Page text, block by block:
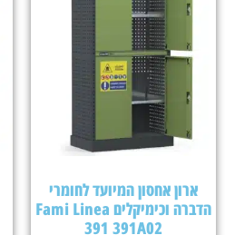
ארון אחסון המיועד לחומרי
הדברה וכימיקלים Fami Linea
391 391A02